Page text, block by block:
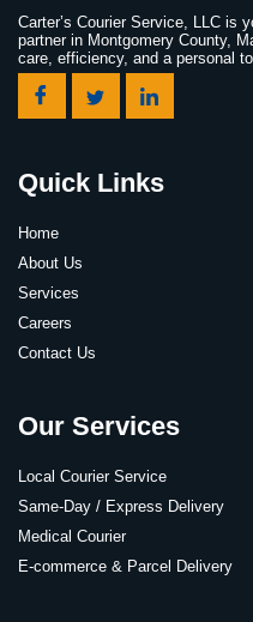
Carter’s Courier Service, LLC is
partner in Montgomery County,
care, efficiency, and a personal
Quick Links
Home
About Us
Services
Careers
Contact Us
Our Services
Local Courier Service
Same-Day / Express Delivery
Medical Courier
E-commerce & Parcel Delivery